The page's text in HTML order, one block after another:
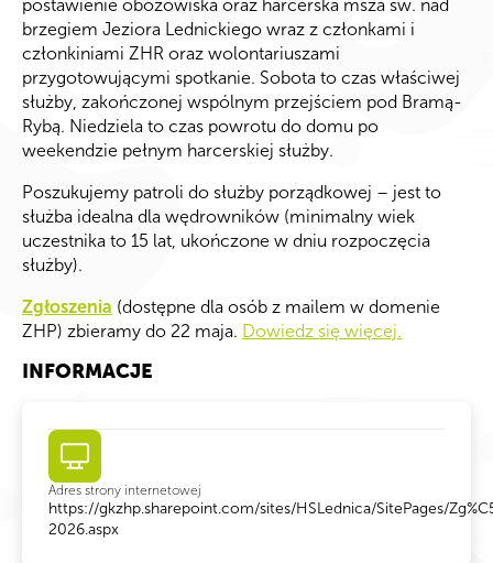
postawienie obozowiska oraz harcerska msza św. nad
brzegiem Jeziora Lednickiego wraz z członkami i
członkiniami ZHR oraz wolontariuszami
przygotowującymi spotkanie. Sobota to czas właściwej
służby, zakończonej wspólnym przejściem pod Bramą-
Rybą. Niedziela to czas powrotu do domu po
weekendzie pełnym harcerskiej służby.
Poszukujemy patroli do służby porządkowej – jest to
służba idealna dla wędrowników (minimalny wiek
uczestnika to 15 lat, ukończone w dniu rozpoczęcia
służby).
Zgłoszenia (dostępne dla osób z mailem w domenie
ZHP) zbieramy do 22 maja. Dowiedz się więcej.
INFORMACJE
Adres strony internetowej
https://gkzhp.sharepoint.com/sites/HSLednica/SitePages/
2026.aspx